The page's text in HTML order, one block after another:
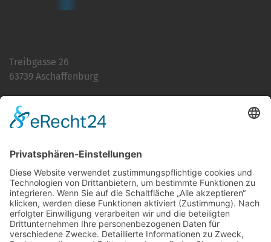
Treibgasse 26
63739 Aschaffenburg
E-Mailinfo@martinushaus.de
Mo?Fr8.30 ? 12.00 Uhr
Mo?Do13.00 ? 16.00 Uhr